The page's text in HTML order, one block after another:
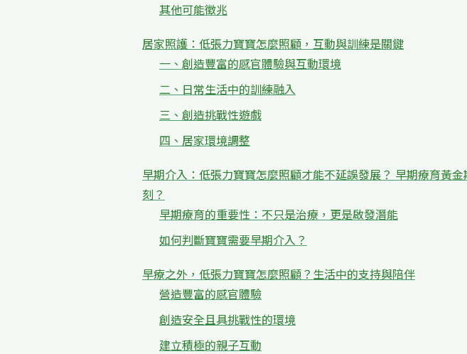
其他可能徵兆
居家照護：低張力寶寶怎麼照顧，互動與訓練是關鍵
一、創造豐富的感官體驗與互動環境
二、日常生活中的訓練融入
三、創造挑戰性遊戲
四、居家環境調整
早期介入：低張力寶寶怎麼照顧才能不延誤發展？ 早期療育黃
刻？
早期療育的重要性：不只是治療，更是啟發潛能
如何判斷寶寶需要早期介入？
早療之外，低張力寶寶怎麼照顧？生活中的支持與陪伴
營造豐富的感官體驗
創造安全且具挑戰性的環境
建立積極的親子互動